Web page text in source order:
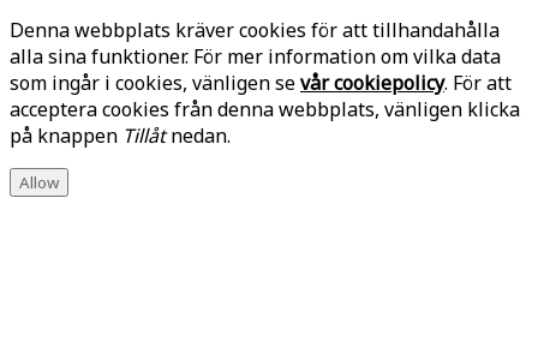
Denna webbplats kräver cookies för att tillhandahålla
alla sina funktioner. För mer information om vilka data
som ingår i cookies, vänligen sevår cookiepolicy. För att
acceptera cookies från denna webbplats, vänligen klicka
på knappen Tillåtnedan.
Allow